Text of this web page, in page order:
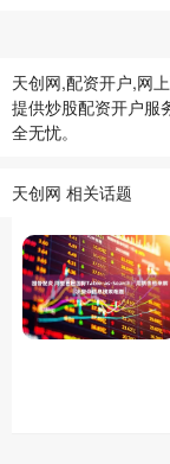
天创网,配资开户,网
提供炒股配资开户服
全无忧。
天创网 相关话题